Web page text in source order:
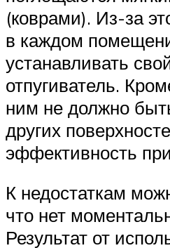
(коврами). Из-за
в каждом
устанавливать
отпугиватель.
ним не должно
других
эффективность
К недостаткам
что нет
Результат от